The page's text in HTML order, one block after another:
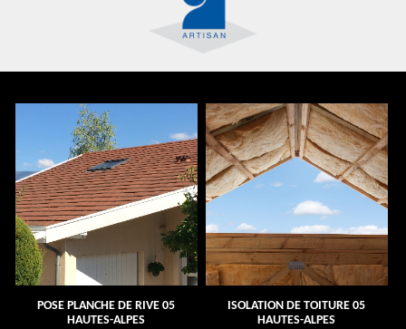
POSE PLANCHE DE RIVE 05
HAUTES-ALPES
ISOLATION DE TOITURE 05
HAUTES-ALPES